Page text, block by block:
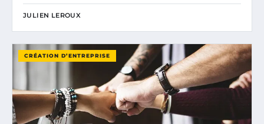
JULIEN LEROUX
CRÉATION D’ENTREPRISE